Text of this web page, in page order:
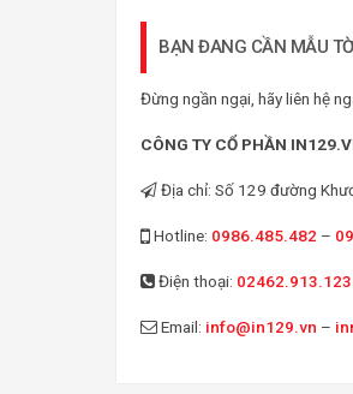
BẠN ĐANG CẦN MẪU
Đừng ngần ngại, hãy liên hệ
CÔNG TY CỔ PHẦN
Địa chỉ: Số 129 đường
Hotline: 0986.485.482 –
Điện thoại: 02462.913.123
Email: info@in129.vn –